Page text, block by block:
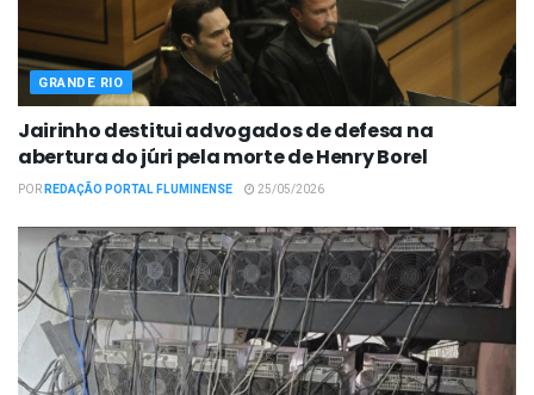
GRANDE RIO
Jairinho destitui advogados de defesa na
abertura do júri pela morte de Henry Borel
PORREDAÇÃO PORTAL FLUMINENSE 25/05/2026